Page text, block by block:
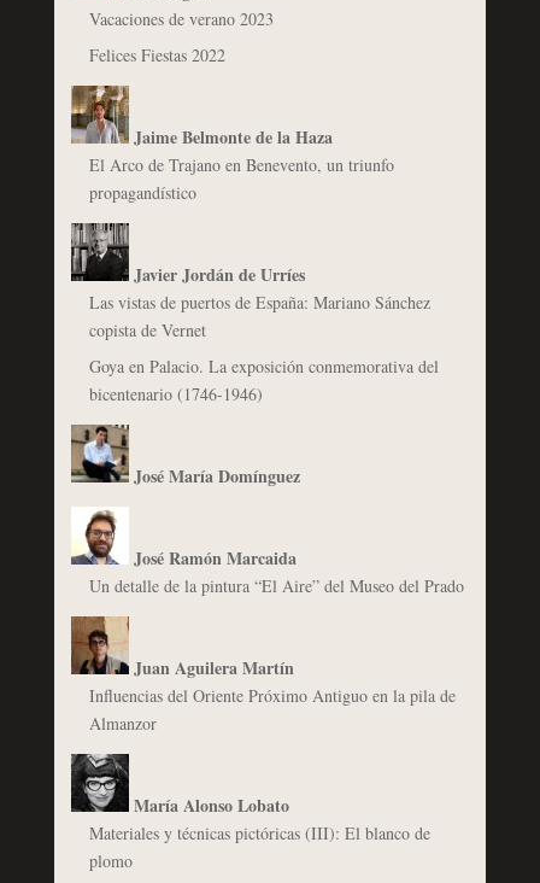
Vacaciones de verano 2023
Felices Fiestas 2022
Jaime Belmonte de la Haza
El Arco de Trajano en Benevento, un triunfo
propagandístico
Javier Jordán de Urríes
Las vistas de puertos de España: Mariano Sánchez
copista de Vernet
Goya en Palacio. La exposición conmemorativa del
bicentenario (1746-1946)
José María Domínguez
José Ramón Marcaida
Un detalle de la pintura “El Aire” del Museo del Prado
Juan Aguilera Martín
Influencias del Oriente Próximo Antiguo en la pila de
Almanzor
María Alonso Lobato
Materiales y técnicas pictóricas (III): El blanco de
plomo